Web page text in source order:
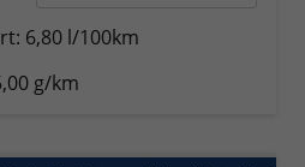
6,80 l/100km
g/km